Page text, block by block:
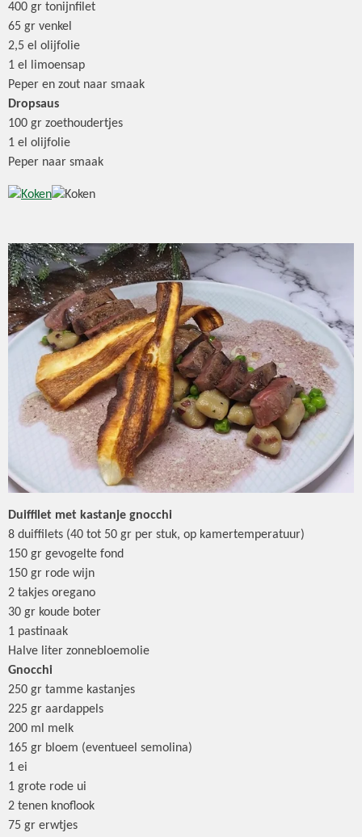
400 gr tonijnfilet
65 gr venkel
2,5 el olijfolie
1 el limoensap
Peper en zout naar smaak
Dropsaus
100 gr zoethoudertjes
1 el olijfolie
Peper naar smaak
Duiffilet met kastanje gnocchi
8 duiffilets (40 tot 50 gr per stuk, op kamertemperatuur)
150 gr gevogelte fond
150 gr rode wijn
2 takjes oregano
30 gr koude boter
1 pastinaak
Halve liter zonnebloemolie
Gnocchi
250 gr tamme kastanjes
225 gr aardappels
200 ml melk
165 gr bloem (eventueel semolina)
1 ei
1 grote rode ui
2 tenen knoflook
75 gr erwtjes